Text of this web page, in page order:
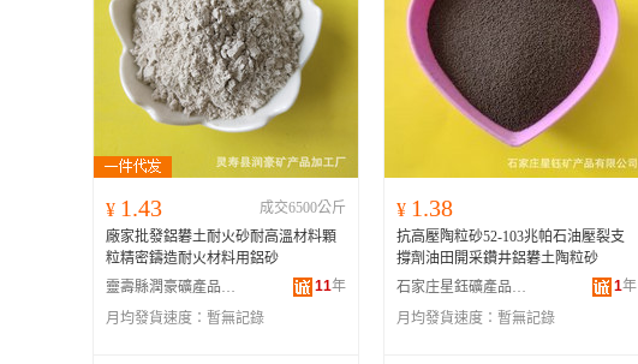
¥ 1.43
成交6500公斤
廠家批發鋁礬土耐火砂耐高溫材料顆
粒精密鑄造耐火材料用鋁砂
靈壽縣潤豪礦產品加工廠
11年
月均發貨速度： 暫無記錄
¥ 1.38
抗高壓陶粒砂52-103兆帕石油壓裂支
撐劑油田開采鑽井鋁礬土陶粒砂
石家庄星鈺礦產品有限公司
1年
月均發貨速度： 暫無記錄